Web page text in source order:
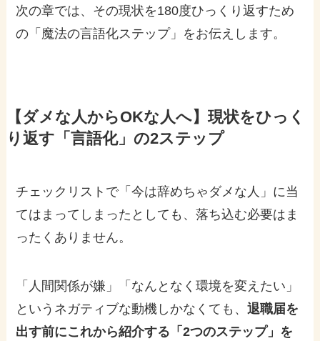
次の章では、その現状を180度ひっくり返すため
の「魔法の言語化ステップ」をお伝えします。
【ダメな人からOKな人へ】現状をひっく
り返す「言語化」の2ステップ
チェックリストで「今は辞めちゃダメな人」に当
てはまってしまったとしても、落ち込む必要はま
ったくありません。
「人間関係が嫌」「なんとなく環境を変えたい」
というネガティブな動機しかなくても、退職届を
出す前にこれから紹介する「2つのステップ」を